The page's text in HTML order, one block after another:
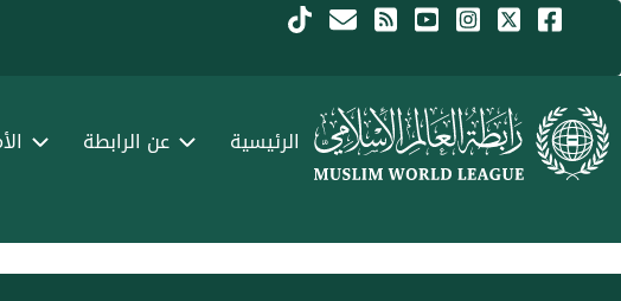
تجاوز إلى المحتوى الرئيسي
Menu Arabic الرئيسية عن الرابطة